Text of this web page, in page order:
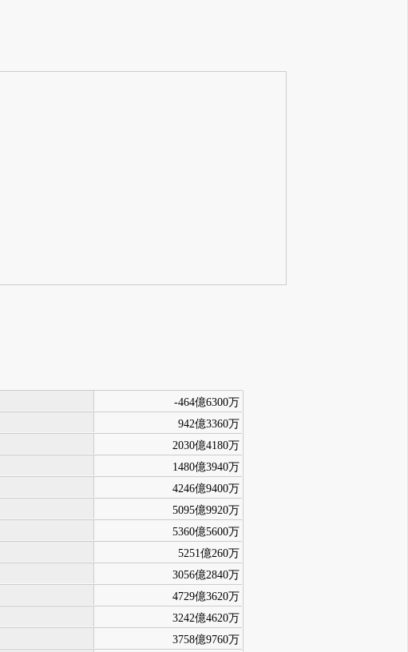
-464億6300万
942億3360万
2030億4180万
1480億3940万
4246億9400万
5095億9920万
5360億5600万
5251億260万
3056億2840万
4729億3620万
3242億4620万
3758億9760万